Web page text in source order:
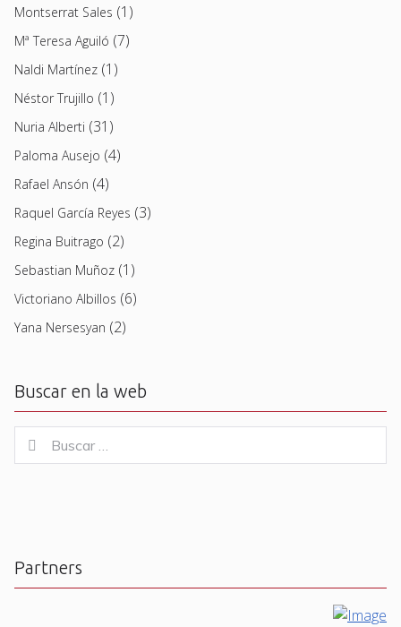
Montserrat Sales (1)
Mª Teresa Aguiló (7)
Naldi Martínez (1)
Néstor Trujillo (1)
Nuria Alberti (31)
Paloma Ausejo (4)
Rafael Ansón (4)
Raquel García Reyes (3)
Regina Buitrago (2)
Sebastian Muñoz (1)
Victoriano Albillos (6)
Yana Nersesyan (2)
Buscar en la web
for:
Buscar
Partners